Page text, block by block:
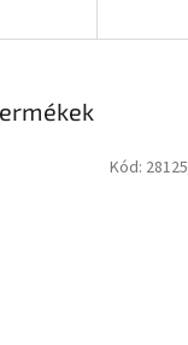
Kód: 28125